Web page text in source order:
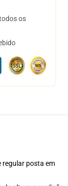
os
regular posta em